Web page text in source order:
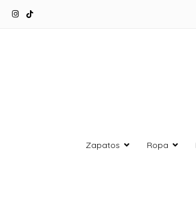
Zapatos Ropa